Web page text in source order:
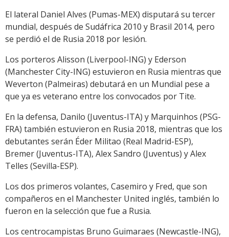
El lateral Daniel Alves (Pumas-MEX) disputará su tercer
mundial, después de Sudáfrica 2010 y Brasil 2014, pero
se perdió el de Rusia 2018 por lesión.
Los porteros Alisson (Liverpool-ING) y Ederson
(Manchester City-ING) estuvieron en Rusia mientras que
Weverton (Palmeiras) debutará en un Mundial pese a
que ya es veterano entre los convocados por Tite.
En la defensa, Danilo (Juventus-ITA) y Marquinhos (PSG-
FRA) también estuvieron en Rusia 2018, mientras que los
debutantes serán Éder Militao (Real Madrid-ESP),
Bremer (Juventus-ITA), Alex Sandro (Juventus) y Alex
Telles (Sevilla-ESP).
Los dos primeros volantes, Casemiro y Fred, que son
compañeros en el Manchester United inglés, también lo
fueron en la selección que fue a Rusia.
Los centrocampistas Bruno Guimaraes (Newcastle-ING),